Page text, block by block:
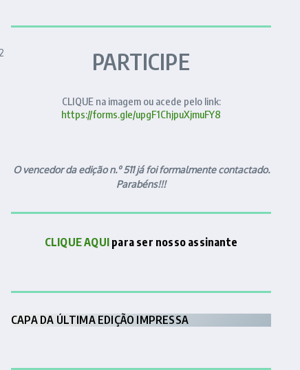
PARTICIPE
CLIQUE na imagem ou acede pelo link:
https://forms.gle/upgF1ChjpuXjmuFY8
O vencedor da edição n.º 511 já foi formalmente contactado.
Parabéns!!!
CLIQUE AQUI para ser nosso assinante
CAPA DA ÚLTIMA EDIÇÃO IMPRESSA